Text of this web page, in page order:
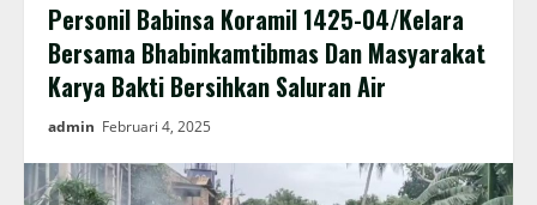
Personil Babinsa Koramil 1425-04/Kelara
Bersama Bhabinkamtibmas Dan Masyarakat
Karya Bakti Bersihkan Saluran Air
admin Februari 4, 2025